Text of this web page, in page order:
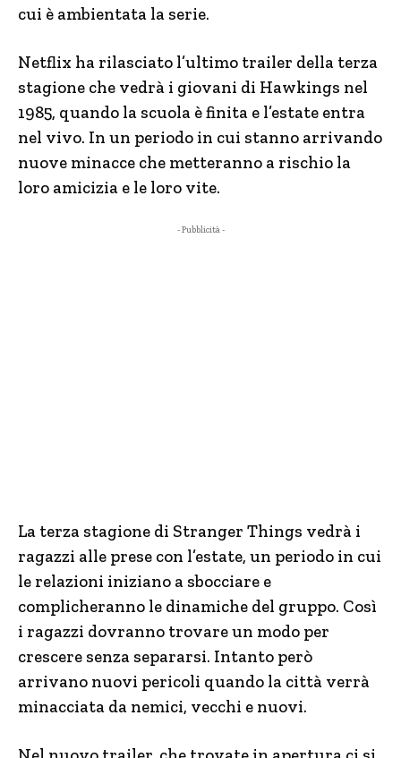
cui è ambientata la serie.
Netflix ha rilasciato l’ultimo trailer della terza
stagione che vedrà i giovani di Hawkings nel
1985, quando la scuola è finita e l’estate entra
nel vivo. In un periodo in cui stanno arrivando
nuove minacce che metteranno a rischio la
loro amicizia e le loro vite.
- Pubblicità -
La terza stagione di Stranger Things vedrà i
ragazzi alle prese con l’estate, un periodo in cui
le relazioni iniziano a sbocciare e
complicheranno le dinamiche del gruppo. Così
i ragazzi dovranno trovare un modo per
crescere senza separarsi. Intanto però
arrivano nuovi pericoli quando la città verrà
minacciata da nemici, vecchi e nuovi.